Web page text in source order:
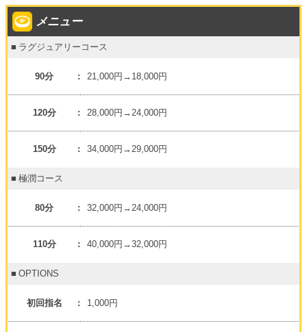
メニュー
ラグジュアリーコース
90分 21,000円→18,000円
120分 28,000円→24,000円
150分 34,000円→29,000円
極潤コース
80分 32,000円→24,000円
110分 40,000円→32,000円
OPTIONS
初回指名 1,000円